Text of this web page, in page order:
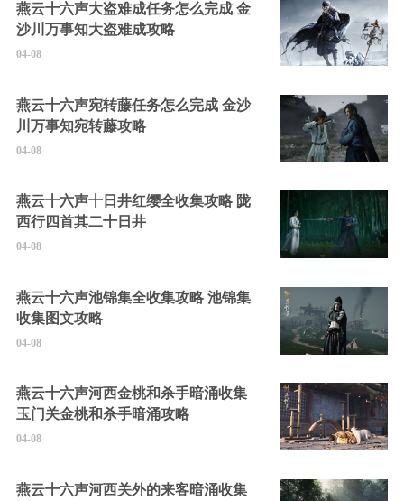
燕云十六声大盗难成任务怎么完成 金
沙川万事知大盗难成攻略
04-08
燕云十六声宛转藤任务怎么完成 金沙
川万事知宛转藤攻略
04-08
燕云十六声十日井红缨全收集攻略 陇
西行四首其二十日井
04-08
燕云十六声池锦集全收集攻略 池锦集
收集图文攻略
04-08
燕云十六声河西金桃和杀手暗涌收集
玉门关金桃和杀手暗涌攻略
04-08
燕云十六声河西关外的来客暗涌收集